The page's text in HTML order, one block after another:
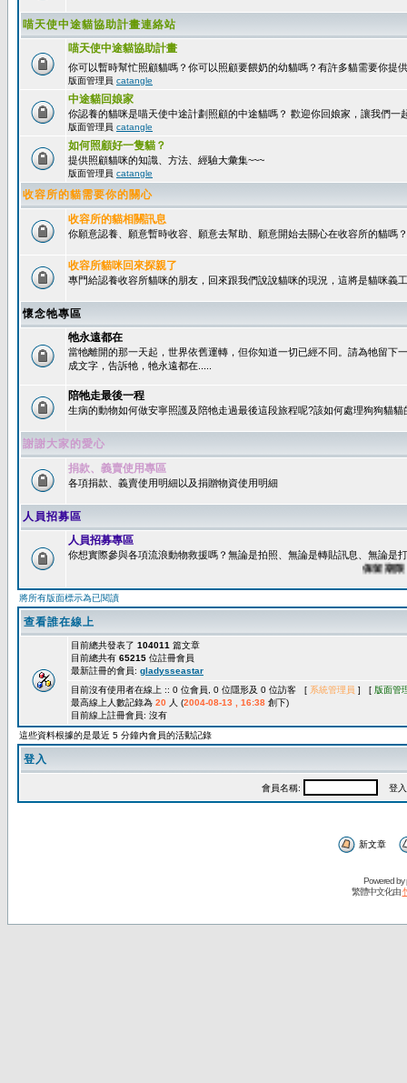
喵天使中途貓協助計畫連絡站
喵天使中途貓協助計畫
你可以暫時幫忙照顧貓嗎？你可以照顧要餵奶的幼貓嗎？有許多貓需要你提
版面管理員 catangle
中途貓回娘家
你認養的貓咪是喵天使中途計劃照顧的中途貓嗎？ 歡迎你回娘家，讓我們一
版面管理員 catangle
如何照顧好一隻貓？
提供照顧貓咪的知識、方法、經驗大彙集~~~
版面管理員 catangle
收容所的貓需要你的關心
收容所的貓相關訊息
你願意認養、願意暫時收容、願意去幫助、願意開始去關心在收容所的貓嗎？
收容所貓咪回來探親了
專門給認養收容所貓咪的朋友，回來跟我們說說貓咪的現況，這將是貓咪義
懷念牠專區
牠永遠都在
當牠離開的那一天起，世界依舊運轉，但你知道一切已經不同。請為牠留下
成文字，告訴牠，牠永遠都在.....
陪牠走最後一程
生病的動物如何做安寧照護及陪牠走過最後這段旅程呢?該如何處理狗狗貓貓
謝謝大家的愛心
捐款、義賣使用專區
各項捐款、義賣使用明細以及捐贈物資使用明細
人員招募區
人員招募專區
你想實際參與各項流浪動物救援嗎？無論是拍照、無論是轉貼訊息、無論是
保留期限：60
將所有版面標示為已閱讀
查看誰在線上
目前總共發表了 104011 篇文章
目前總共有 65215 位註冊會員
最新註冊的會員: gladysseastar
目前沒有使用者在線上 :: 0 位會員, 0 位隱形及 0 位訪客 [ 系統管理員 ] [ 版面管
最高線上人數記錄為 20 人 (2004-08-13 , 16:38 創下)
目前線上註冊會員: 沒有
這些資料根據的是最近 5 分鐘內會員的活動記錄
登入
會員名稱: 登入
新文章
Powered by
繁體中文化由